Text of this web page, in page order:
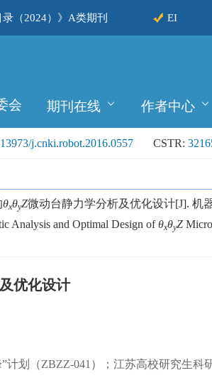
（2024）》A类期刊 EI
会 期刊在线 作者中心
j.cnki.robot.2016.0557 CSTR:
θxθyZ微动台静力学分析及优化设计[J]. 机
Analysis and Optimal Design ofθxθyZ
优化设计
计划（ZBZZ-041）；江苏高校研究生